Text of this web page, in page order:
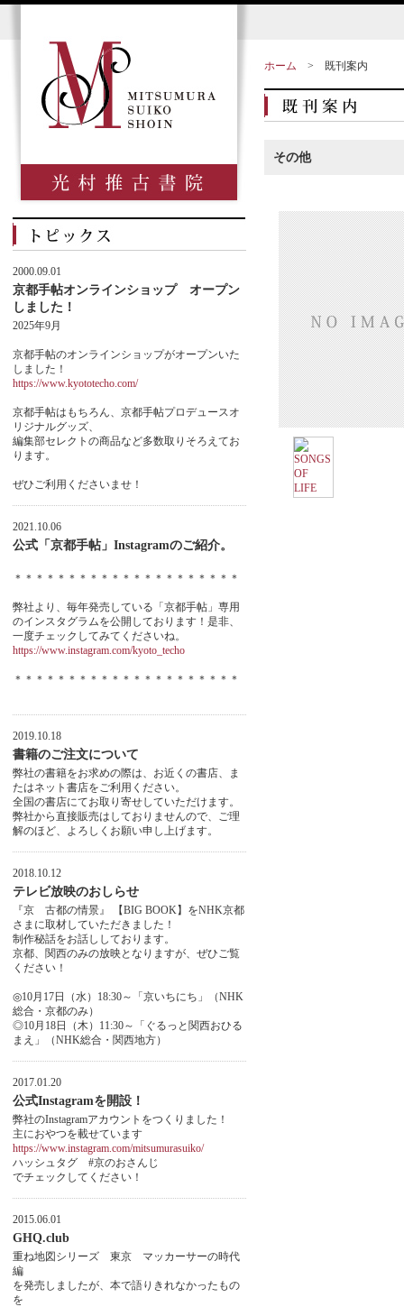
ホーム > 既刊案内
その他
2000.09.01
京都手帖オンラインショップ オープン
しました！
2025年9月
京都手帖のオンラインショップがオープンいた
しました！
https://www.kyototecho.com/
京都手帖はもちろん、京都手帖プロデュースオ
リジナルグッズ、
編集部セレクトの商品など多数取りそろえてお
ります。
ぜひご利用くださいませ！
2021.10.06
公式「京都手帖」Instagramのご紹介。
＊＊＊＊＊＊＊＊＊＊＊＊＊＊＊＊＊＊＊＊＊
弊社より、毎年発売している「京都手帖」専用
のインスタグラムを公開しております！是非、
一度チェックしてみてくださいね。
https://www.instagram.com/kyoto_techo
＊＊＊＊＊＊＊＊＊＊＊＊＊＊＊＊＊＊＊＊＊
2019.10.18
書籍のご注文について
弊社の書籍をお求めの際は、お近くの書店、ま
たはネット書店をご利用ください。
全国の書店にてお取り寄せしていただけます。
弊社から直接販売はしておりませんので、ご理
解のほど、よろしくお願い申し上げます。
2018.10.12
テレビ放映のおしらせ
『京 古都の情景』 【BIG BOOK】をNHK京都
さまに取材していただきました！
制作秘話をお話ししております。
京都、関西のみの放映となりますが、ぜひご覧
ください！
◎10月17日（水）18:30～「京いちにち」（NHK
総合・京都のみ）
◎10月18日（木）11:30～「ぐるっと関西おひる
まえ」（NHK総合・関西地方）
2017.01.20
公式Instagramを開設！
弊社のInstagramアカウントをつくりました！
主におやつを載せています
https://www.instagram.com/mitsumurasuiko/
ハッシュタグ #京のおさんじ
でチェックしてください！
2015.06.01
GHQ.club
重ね地図シリーズ 東京 マッカーサーの時代
編
を発売しましたが、本で語りきれなかったもの
を